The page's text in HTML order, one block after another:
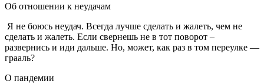
Об отношении к неудачам
Я не боюсь неудач. Всегда лучше сделать и жалеть, чем не
сделать и жалеть. Если свернешь не в тот поворот –
развернись и иди дальше. Но, может, как раз в том переулке —
грааль?
О пандемии